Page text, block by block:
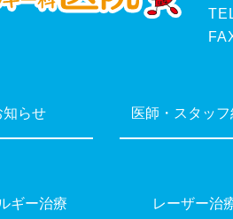
知らせ 医師・スタッフ
ギー治療 レーザー治